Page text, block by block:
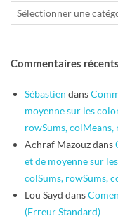
Catégories
Commentaires récents
Sébastien dans
moyenne sur les
rowSums, colMeans,
Achraf Mazouzdans
et de moyenne sur
colSums, rowSums,
Lou Sayd dans
(Erreur Standard)